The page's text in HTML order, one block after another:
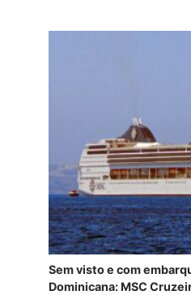
Sem visto e com
Dominicana: MSC